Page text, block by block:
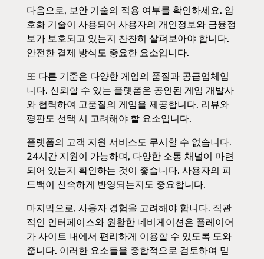
다음으로, 보안 기술의 적용 여부를 확인하세요. 암
호화 기술이 사용되어 사용자의 개인정보와 금융정
보가 보호되고 있는지 찬찬히 살펴보아야 합니다.
안전한 결제 방식도 중요한 요소입니다.
또 다른 기준은 다양한 게임의 품질과 공급업체입
니다. 신뢰할 수 있는 플랫폼은 공인된 게임 개발사
와 협력하여 고품질의 게임을 제공합니다. 리뷰와
평판도 선택 시 고려해야 할 요소입니다.
플랫폼의 고객 지원 서비스도 무시할 수 없습니다.
24시간 지원이 가능하며, 다양한 소통 채널이 마련
되어 있는지 확인하는 것이 좋습니다. 사용자의 피
드백이 신속하게 반영되는지도 중요합니다.
마지막으로, 사용자 경험을 고려해야 합니다. 직관
적인 인터페이스와 원활한 네비게이션은 플레이어
가 사이트 내에서 편리하게 이용할 수 있도록 도와
줍니다. 이러한 요소들을 종합적으로 검토하여 믿